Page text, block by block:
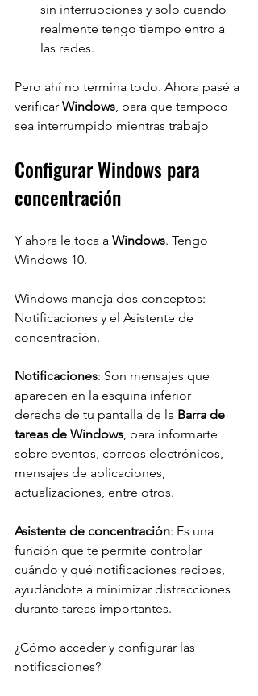
sin interrupciones y solo cuando
realmente tengo tiempo entro a
las redes.
Pero ahí no termina todo. Ahora pasé a
verificar Windows , para que tampoco
sea interrumpido mientras trabajo
Configurar Windows para
concentración
Y ahora le toca a Windows. Tengo
Windows 10.
Windows maneja dos conceptos:
Notificaciones y el Asistente de
concentración.
Notificaciones: Son mensajes que
aparecen en la esquina inferior
derecha de tu pantalla de la Barra de
tareas de Windows , para informarte
sobre eventos, correos electrónicos,
mensajes de aplicaciones,
actualizaciones, entre otros.
Asistente de concentración: Es una
función que te permite controlar
cuándo y qué notificaciones recibes,
ayudándote a minimizar distracciones
durante tareas importantes.
¿Cómo acceder y configurar las
notificaciones?